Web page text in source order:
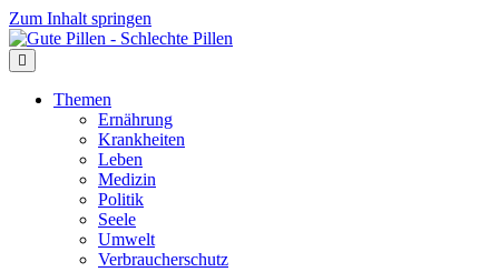
Zum Inhalt springen
Themen
Ernährung
Krankheiten
Leben
Medizin
Politik
Seele
Umwelt
Verbraucherschutz